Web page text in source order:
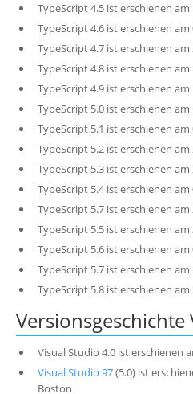
TypeScript 4.5 ist erschienen am
TypeScript 4.6 ist erschienen am
TypeScript 4.7 ist erschienen am
TypeScript 4.8 ist erschienen am
TypeScript 4.9 ist erschienen am
TypeScript 5.0 ist erschienen am
TypeScript 5.1 ist erschienen am
TypeScript 5.2 ist erschienen am
TypeScript 5.3 ist erschienen am
TypeScript 5.4 ist erschienen am
TypeScript 5.7 ist erschienen am
TypeScript 5.5 ist erschienen am
TypeScript 5.6 ist erschienen am
TypeScript 5.7 ist erschienen am
TypeScript 5.8 ist erschienen am
Versionsgeschichte
Visual Studio 4.0 ist erschienen
Visual Studio 97(5.0) ist
Boston